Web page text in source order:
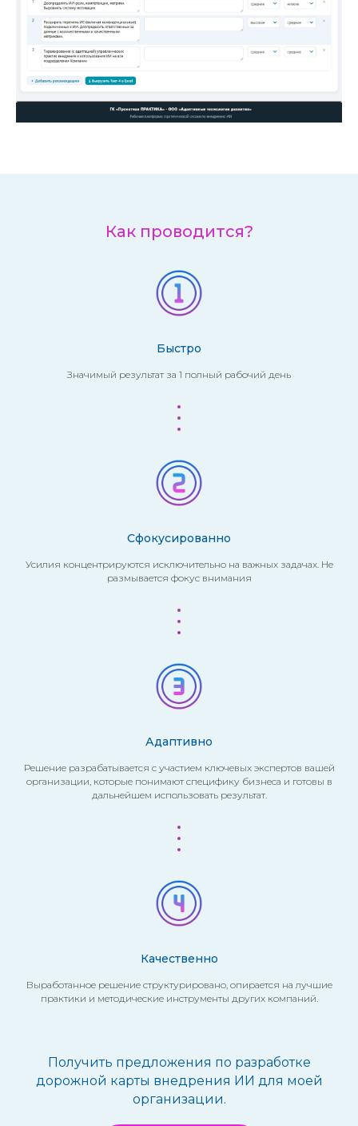
Как проводится?
Быстро
Значимый результат за 1 полный рабочий день
Сфокусированно
Усилия концентрируются исключительно на важных задачах. Не
размывается фокус внимания
Адаптивно
Решение разрабатывается с участием ключевых экспертов вашей
организации, которые понимают специфику бизнеса и готовы в
дальнейшем использовать результат.
Качественно
Выработанное решение структурировано, опирается на лучшие
практики и методические инструменты других компаний.
Получить предложения по разработке
дорожной карты внедрения ИИ для моей
организации.